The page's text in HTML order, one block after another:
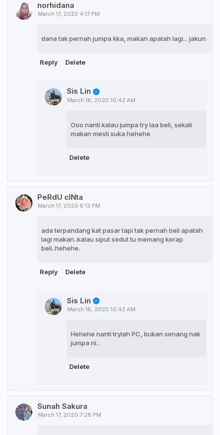
norhidana
March 17, 2020 4:17 PM
dana tak pernah jumpa kka, makan apatah lagi... jakun
Reply Delete
Sis Lin
March 18, 2020 10:42 AM
Ooo nanti kalau jumpa try laa beli, sekali
makan mesti suka hehehe
Delete
PeRdU cINta
March 17, 2020 6:13 PM
ada terpandang kat pasar tapi tak pernah beli apatah
lagi makan..kalau siput sedut tu memang kerap
beli..hehehe.
Reply Delete
Sis Lin
March 18, 2020 10:42 AM
Hehehe nanti trylah PC, bukan senang nak
jumpa ni..
Delete
Sunah Sakura
March 17, 2020 7:28 PM